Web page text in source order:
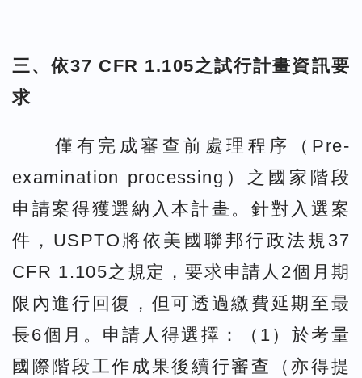
三、依37 CFR 1.105之試行計畫資訊要
求
僅有完成審查前處理程序（Pre-
examination processing）之國家階段
申請案得獲選納入本計畫。針對入選案
件，USPTO將依美國聯邦行政法規37
CFR 1.105之規定，要求申請人2個月期
限內進行回復，但可透過繳費延期至最
長6個月。申請人得選擇：（1）於考量
國際階段工作成果後續行審查（亦得提